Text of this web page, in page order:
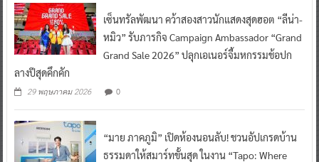
เซ็นทรัลพัฒนา คว้าสองสาวนักแสดงสุดฮอต “ลีน่า-
หมิว” รับภารกิจ Campaign Ambassador “Grand
Grand Sale 2026” ปลุกเอเนอร์จี้มหกรรมช้อปก
ลางปีสุดคึกคัก
29 พฤษภาคม 2026 0
“มาย ภาคภูมิ” เปิดห้องนอนลับ! ชวนอัปเกรดบ้าน
ธรรมดาให้สมาร์ทขั้นสุด ในงาน “Tapo: Where